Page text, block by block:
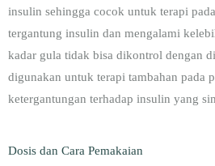
insulin sehingga cocok untuk terapi
tergantung insulin dan mengalami
kadar gula tidak bisa dikontrol dengan
digunakan untuk terapi tambahan pada
ketergantungan terhadap insulin yang
Dosis dan Cara Pemakaian